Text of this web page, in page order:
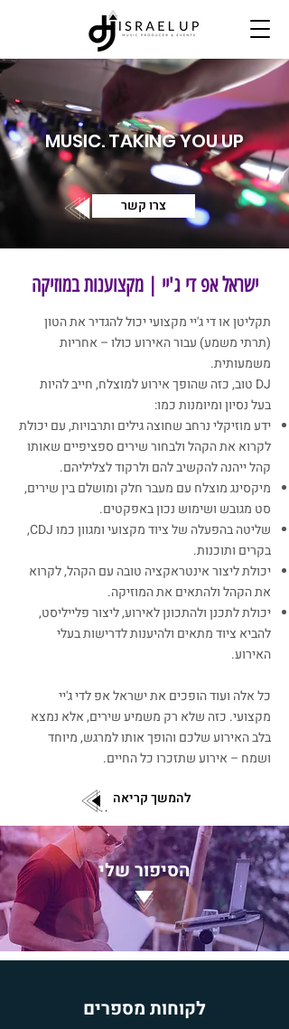
MUSIC. TAKING YOU UP
צרו קשר
ישראל אפ די ג'יי | מקצוענות במוזיקה
תקליטן או די ג'יי מקצועי יכול להגדיר את הטון
(תרתי משמע) עבור האירוע כולו – אחריות
משמעותית.
DJ טוב, כזה שהופך אירוע למוצלח, חייב להיות
בעל נסיון ומיומנות כמו:
ידע מוזיקלי נרחב שחוצה גילים ותרבויות, עם יכולת
לקרוא את הקהל ולבחור שירים ספציפיים שאותו
קהל ייהנה להקשיב להם ולרקוד לצליליהם.
מיקסינג מוצלח עם מעבר חלק ומושלם בין שירים,
סט מגובש ושימוש נכון באפקטים.
שליטה בהפעלה של ציוד מקצועי ומגוון כמו CDJ,
בקרים ותוכנות.
יכולת ליצור אינטראקציה טובה עם הקהל, לקרוא
את הקהל ולהתאים את המוזיקה.
יכולת לתכנן ולהתכונן לאירוע, ליצור פלייליסט,
להביא ציוד מתאים ולהיענות לדרישות בעלי
האירוע.
כל אלה ועוד הופכים את ישראל אפ לדי ג'יי
מקצועי. כזה שלא רק משמיע שירים, אלא נמצא
בלב האירוע שלכם והופך אותו למרגש, מיוחד
ושמח – אירוע שתזכרו כל החיים.
להמשך קריאה
הסיפור שלי
לקוחות מספרים